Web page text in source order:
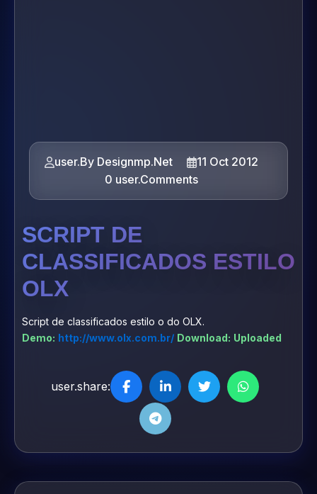
user.By Designmp.Net
11 Oct 2012
0 user.Comments
SCRIPT DE
CLASSIFICADOS ESTILO
OLX
Script de classificados estilo o do OLX.
Demo: http://www.olx.com.br/ Download: Uploaded
user.share: